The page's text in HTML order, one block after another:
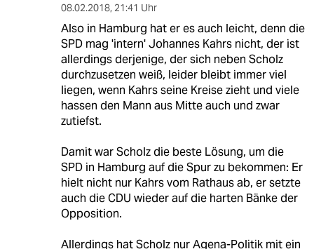
08.02.2018, 21:41 Uhr
Also in Hamburg hat er es auch leicht, denn die
SPD mag 'intern' Johannes Kahrs nicht, der ist
allerdings derjenige, der sich neben Scholz
durchzusetzen weiß, leider bleibt immer viel
liegen, wenn Kahrs seine Kreise zieht und viele
hassen den Mann aus Mitte auch und zwar
zutiefst.
Damit war Scholz die beste Lösung, um die
SPD in Hamburg auf die Spur zu bekommen: Er
hielt nicht nur Kahrs vom Rathaus ab, er setzte
auch die CDU wieder auf die harten Bänke der
Opposition.
Allerdings hat Scholz nur Agena-Politik mit ein